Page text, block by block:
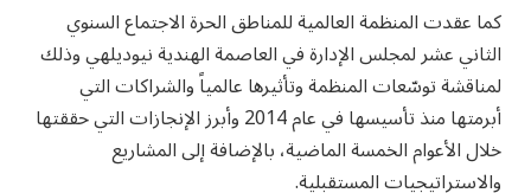
كما عقدت المنظمة العالمية للمناطق الحرة الاجتماع السنوي
الثاني عشر لمجلس الإدارة في العاصمة الهندية نيوديلهي وذلك
لمناقشة توسّعات المنظمة وتأثيرها عالمياً والشراكات التي
أبرمتها منذ تأسيسها في عام 2014 وأبرز الإنجازات التي حققتها
خلال الأعوام الخمسة الماضية، بالإضافة إلى المشاريع
والاستراتيجيات المستقبلية.